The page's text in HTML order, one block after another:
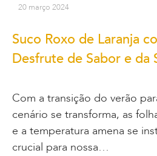
20 março 2024
Suco Roxo de Laranja
Desfrute de Sabor e da
Com a transição do verão
cenário se transforma, as
e a temperatura amena se
crucial para nossa…